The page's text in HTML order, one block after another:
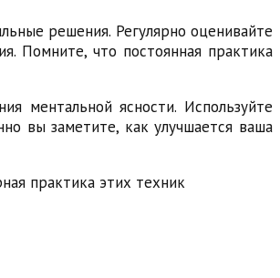
решения. Регулярно оценивайте
Помните, что постоянная практика
ментальной ясности. Используйте
вы заметите, как улучшается ваша
практика этих техник